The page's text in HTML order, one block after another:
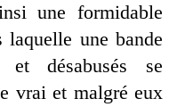
une formidable
laquelle une bande
et désabusés se
vrai et malgré eux